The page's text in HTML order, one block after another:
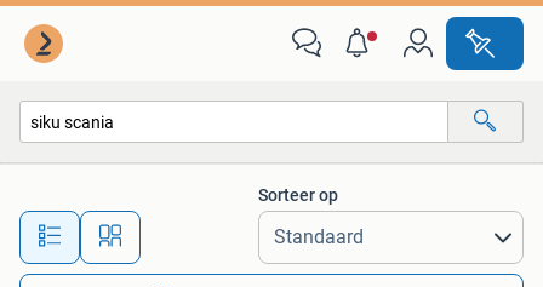
Alle afstanden…
Sorteer op